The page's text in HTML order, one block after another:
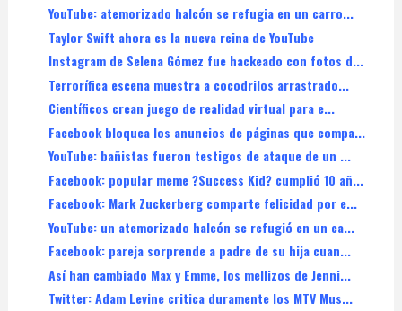
YouTube: atemorizado halcón se refugia en un carro...
Taylor Swift ahora es la nueva reina de YouTube
Instagram de Selena Gómez fue hackeado con fotos d...
Terrorífica escena muestra a cocodrilos arrastrado...
Científicos crean juego de realidad virtual para e...
Facebook bloquea los anuncios de páginas que compa...
YouTube: bañistas fueron testigos de ataque de un ...
Facebook: popular meme ?Success Kid? cumplió 10 añ...
Facebook: Mark Zuckerberg comparte felicidad por e...
YouTube: un atemorizado halcón se refugió en un ca...
Facebook: pareja sorprende a padre de su hija cuan...
Así han cambiado Max y Emme, los mellizos de Jenni...
Twitter: Adam Levine critica duramente los MTV Mus...